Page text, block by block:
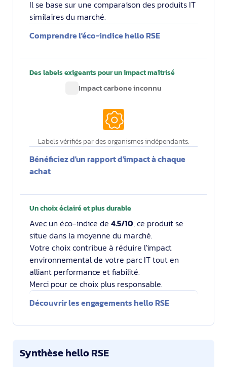
Il se base sur une comparaison des produits IT
similaires du marché.
Comprendre l'éco-indice hello RSE
Des labels exigeants pour un impact maîtrisé
Impact carbone inconnu
Labels vérifiés par des organismes indépendants.
Bénéficiez d'un rapport d'impact à chaque
achat
Un choix éclairé et plus durable
Avec un éco-indice de 4.5/10, ce produit se
situe dans la moyenne du marché.
Votre choix contribue à réduire l'impact
environnemental de votre parc IT tout en
alliant performance et fiabilité.
Merci pour ce choix plus responsable.
Découvrir les engagements hello RSE
Synthèse hello RSE